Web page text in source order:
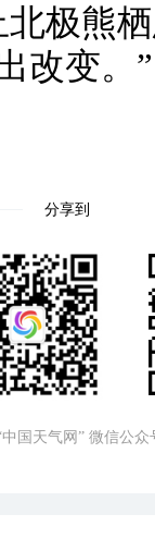
极熊
改变。”
分享到
国天气网” 微信公众